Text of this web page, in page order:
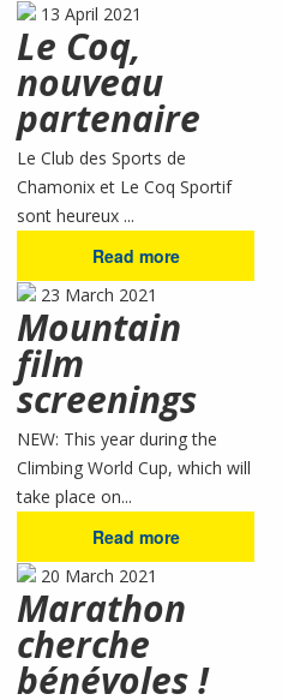
13 April 2021
Le Coq,
nouveau
partenaire
Le Club des Sports de
Chamonix et Le Coq Sportif
sont heureux ...
Read more
23 March 2021
Mountain
film
screenings
NEW: This year during the
Climbing World Cup, which will
take place on...
Read more
20 March 2021
Marathon
cherche
bénévoles !